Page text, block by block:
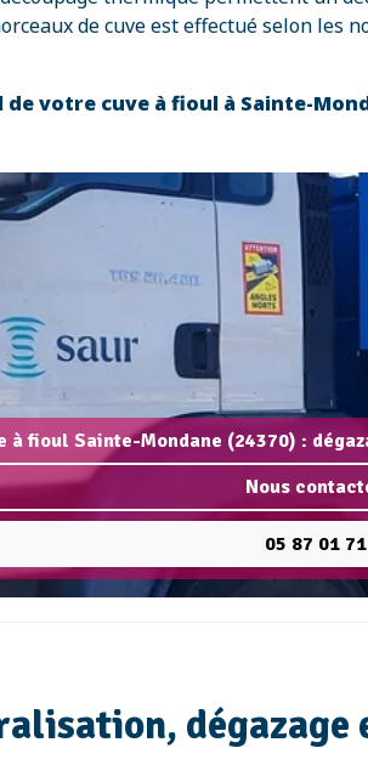
de cuve est effectué selon les
votre cuve à fioul à Sainte-
à fioul Sainte-Mondane (24370) :
Nous
05 87 01